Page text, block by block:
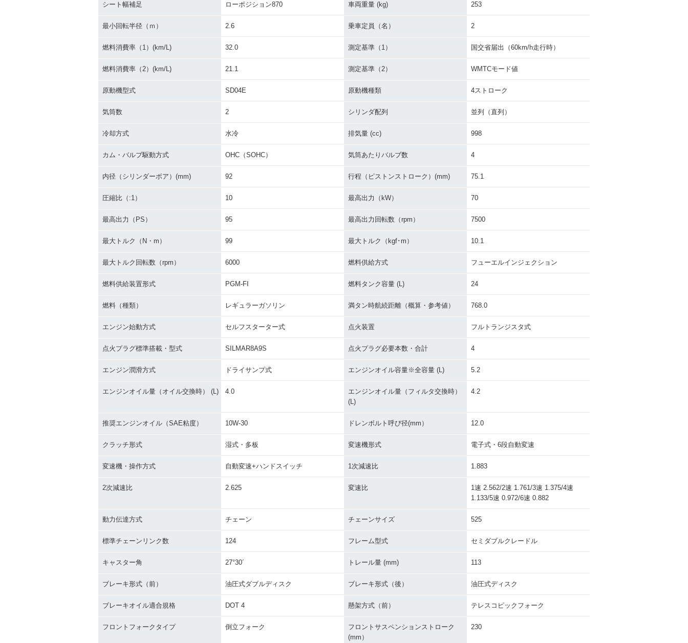
シート幅補足 ローポジション870 車両重量 (kg) 253
最小回転半径（ｍ） 2.6 乗車定員（名） 2
燃料消費率（1）(km/L) 32.0 測定基準（1） 国交省届出（60km/h走行時）
燃料消費率（2）(km/L) 21.1 測定基準（2） WMTCモード値
原動機型式 SD04E 原動機種類 4ストローク
気筒数 2 シリンダ配列 並列（直列）
冷却方式 水冷 排気量 (cc) 998
カム・バルブ駆動方式 OHC（SOHC） 気筒あたりバルブ数 4
内径（シリンダーボア）(mm) 92 行程（ピストンストローク）(mm) 75.1
圧縮比（:1） 10 最高出力（kW） 70
最高出力（PS） 95 最高出力回転数（rpm） 7500
最大トルク（N・m） 99 最大トルク（kgf･m） 10.1
最大トルク回転数（rpm） 6000 燃料供給方式 フューエルインジェクション
燃料供給装置形式 PGM-FI 燃料タンク容量 (L) 24
燃料（種類） レギュラーガソリン 満タン時航続距離（概算・参考値） 768.0
エンジン始動方式 セルフスターター式 点火装置 フルトランジスタ式
点火プラグ標準搭載・型式 SILMAR8A9S 点火プラグ必要本数・合計 4
エンジン潤滑方式 ドライサンプ式 エンジンオイル容量※全容量 (L) 5.2
エンジンオイル量（オイル交換時） (L) 4.0
エンジンオイル量（フィルタ交換時）
(L)
4.2
推奨エンジンオイル（SAE粘度） 10W-30 ドレンボルト呼び径(mm） 12.0
クラッチ形式 湿式・多板 変速機形式 電子式・6段自動変速
変速機・操作方式 自動変速+ハンドスイッチ 1次減速比 1.883
2次減速比 2.625 変速比
1速 2.562/2速 1.761/3速 1.375/4速
1.133/5速 0.972/6速 0.882
動力伝達方式 チェーン チェーンサイズ 525
標準チェーンリンク数 124 フレーム型式 セミダブルクレードル
キャスター角 27°30´ トレール量 (mm) 113
ブレーキ形式（前） 油圧式ダブルディスク ブレーキ形式（後） 油圧式ディスク
ブレーキオイル適合規格 DOT 4 懸架方式（前） テレスコピックフォーク
フロントフォークタイプ 倒立フォーク
フロントサスペンションストローク
(mm）
230